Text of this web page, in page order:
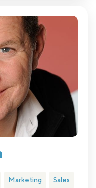
Marketing Sales